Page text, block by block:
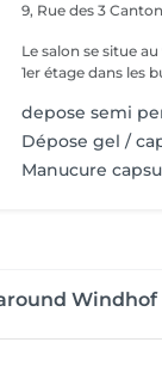
9, Rue des 3
Le salon se situe
1er étage dans les
depose semi
Dépose gel /
Manucure
Windhof